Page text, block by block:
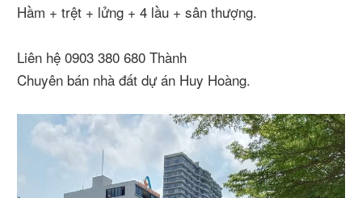
Hầm + trệt + lửng + 4 lầu + sân thượng.
Liên hệ 0903 380 680 Thành
Chuyên bán nhà đất dự án Huy Hoàng.